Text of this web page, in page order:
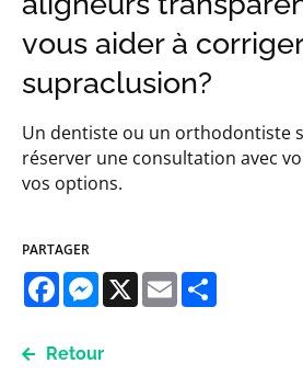
vous aider à
supraclusion?
Un dentiste ou un orthodontiste
réserver une consultation avec
vos options.
PARTAGER
FacebookMessenger
X Email
Retour